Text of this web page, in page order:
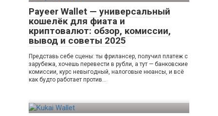
Payeer Wallet — универсальный
кошелёк для фиата и
криптовалют: обзор, комиссии,
вывод и советы 2025
Представь себе сцены: ты фрилансер, получил платеж с
зарубежа, хочешь перевести в рубли, а тут — банковские
комиссии, курс невыгодный, налоговые нюансы, и всё
как будто работает против…